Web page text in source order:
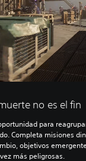
no es el fin
para
Completa misiones
objetivos
vez más peligrosas.